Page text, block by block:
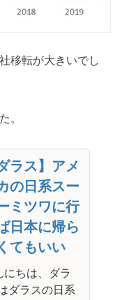
移転が大きいでし
。
ラス】アメ
の日系スー
ミツワに行
日本に帰ら
てもいい
にちは、ダラ
ダラスの日系